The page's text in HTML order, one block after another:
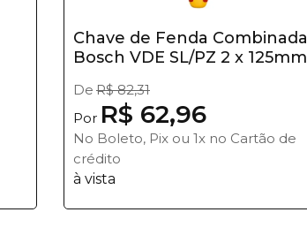
Chave de Fenda Combinada
Bosch VDE SL/PZ 2 x 125mm
De R$ 82,31
Por R$ 62,96
No Boleto, Pix ou 1x no Cartão de
crédito
à vista